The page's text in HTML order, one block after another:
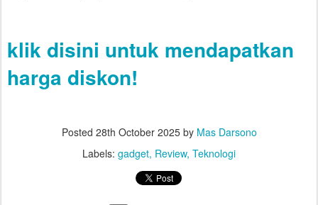
klik disini untuk mendapatkan
harga diskon!
Posted 28th October 2025by Mas Darsono
Labels: gadget Review Teknologi